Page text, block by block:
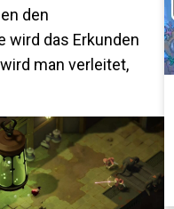
den
das Erkunden
man verleitet,